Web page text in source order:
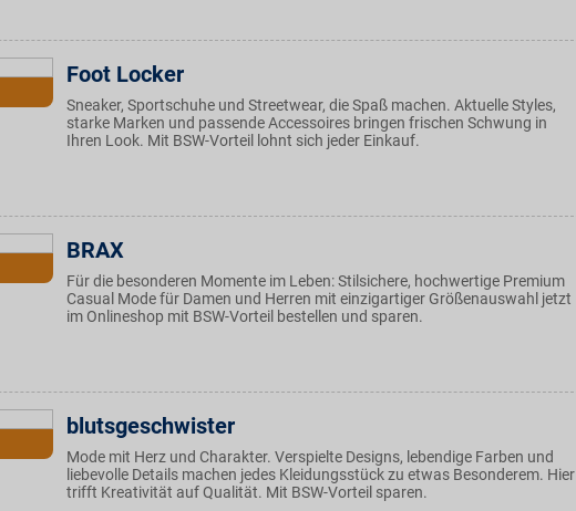
Foot Locker
Sneaker, Sportschuhe und Streetwear, die Spaß machen. Aktuelle Styles,
starke Marken und passende Accessoires bringen frischen Schwung in
Ihren Look. Mit BSW-Vorteil lohnt sich jeder Einkauf.
BRAX
Für die besonderen Momente im Leben: Stilsichere, hochwertige Premium
Casual Mode für Damen und Herren mit einzigartiger Größenauswahl jetzt
im Onlineshop mit BSW-Vorteil bestellen und sparen.
blutsgeschwister
Mode mit Herz und Charakter. Verspielte Designs, lebendige Farben und
liebevolle Details machen jedes Kleidungsstück zu etwas Besonderem. Hier
trifft Kreativität auf Qualität. Mit BSW-Vorteil sparen.